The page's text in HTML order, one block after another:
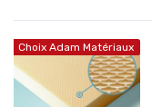
Choix Adam Matériaux